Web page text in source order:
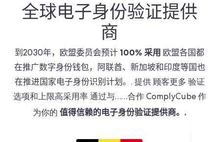
全球电子身份验证提供
商
到2030年，欧盟委员会预计 100% 采用 欧盟各国都
在推广数字身份钱包，阿联酋、新加坡和印度等国也
在推进国家电子身份识别计划。. 提供 顾客更多 验证
选项和上限高采用率通过与……合作 ComplyCube作
为你的 值得信赖的电子身份验证提供商。.